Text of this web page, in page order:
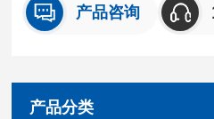
产品咨询
产品分类